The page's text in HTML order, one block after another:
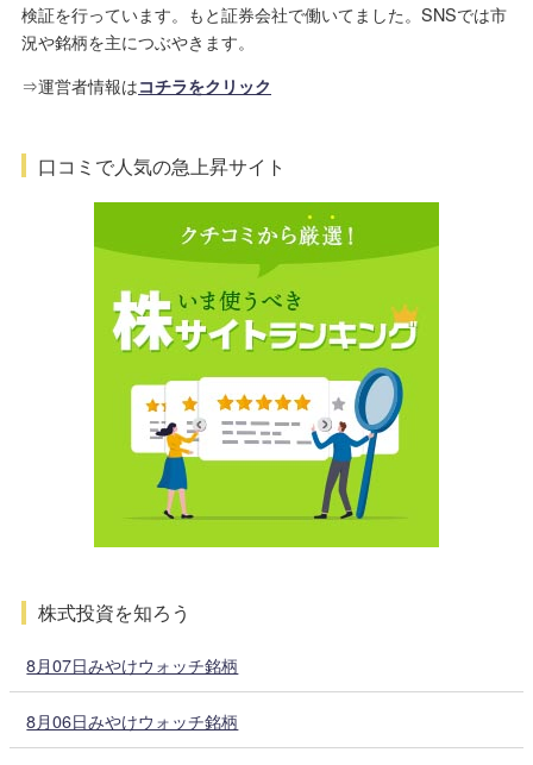
検証を行っています。もと証券会社で働いてました。SNSでは市
況や銘柄を主につぶやきます。
⇒運営者情報はコチラをクリック
口コミで人気の急上昇サイト
株式投資を知ろう
8月07日みやけウォッチ銘柄
8月06日みやけウォッチ銘柄